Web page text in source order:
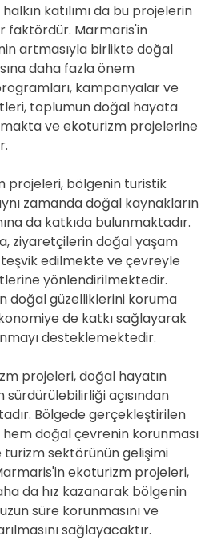
katılımı da bu projelerin
faktördür. Marmaris'in
artmasıyla birlikte doğal
daha fazla önem
kampanyalar ve
toplumun doğal hayata
ve ekoturizm projelerine
projeleri, bölgenin turistik
zamanda doğal kaynakların
da katkıda bulunmaktadır.
ziyaretçilerin doğal yaşam
edilmekte ve çevreyle
yönlendirilmektedir.
doğal güzelliklerini koruma
de katkı sağlayarak
desteklemektedir.
projeleri, doğal hayatın
açısından
Bölgede gerçekleştirilen
hem doğal çevrenin korunması
sektörünün gelişimi
ekoturizm projeleri,
da hız kazanarak bölgenin
süre korunmasını ve
sağlayacaktır.